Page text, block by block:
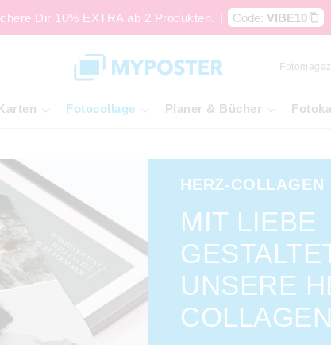
Dir 10% EXTRA ab 2 Produkten. | Code: VIBE10
Fotocollage Planer & Bücher
HERZ-COLLAGEN
MIT LIEBE
UNSERE
COLLAGEN